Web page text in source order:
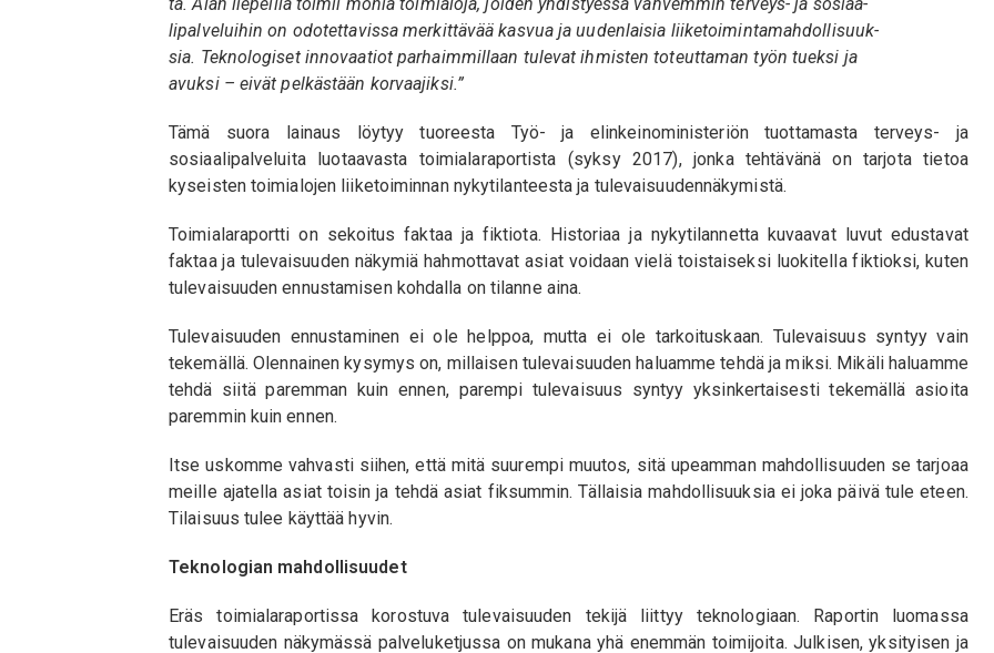
lipalveluihin on odotettavissa merkittävää kasvua ja uudenlaisia liiketoimintamahdollisuuk-
sia. Teknologiset innovaatiot parhaimmillaan tulevat ihmisten toteuttaman työn tueksi ja
avuksi – eivät pelkästään korvaajiksi.”
Tämä suora lainaus löytyy tuoreesta Työ- ja elinkeinoministeriön tuottamasta terveys- ja
sosiaalipalveluita luotaavasta toimialaraportista (syksy 2017), jonka tehtävänä on tarjota tietoa
kyseisten toimialojen liiketoiminnan nykytilanteesta ja tulevaisuudennäkymistä.
Toimialaraportti on sekoitus faktaa ja fiktiota. Historiaa ja nykytilannetta kuvaavat luvut edustavat
faktaa ja tulevaisuuden näkymiä hahmottavat asiat voidaan vielä toistaiseksi luokitella fiktioksi, kuten
tulevaisuuden ennustamisen kohdalla on tilanne aina.
Tulevaisuuden ennustaminen ei ole helppoa, mutta ei ole tarkoituskaan. Tulevaisuus syntyy vain
tekemällä. Olennainen kysymys on, millaisen tulevaisuuden haluamme tehdä ja miksi. Mikäli haluamme
tehdä siitä paremman kuin ennen, parempi tulevaisuus syntyy yksinkertaisesti tekemällä asioita
paremmin kuin ennen.
Itse uskomme vahvasti siihen, että mitä suurempi muutos, sitä upeamman mahdollisuuden se tarjoaa
meille ajatella asiat toisin ja tehdä asiat fiksummin. Tällaisia mahdollisuuksia ei joka päivä tule eteen.
Tilaisuus tulee käyttää hyvin.
Teknologian mahdollisuudet
Eräs toimialaraportissa korostuva tulevaisuuden tekijä liittyy teknologiaan. Raportin luomassa
tulevaisuuden näkymässä palveluketjussa on mukana yhä enemmän toimijoita. Julkisen, yksityisen ja